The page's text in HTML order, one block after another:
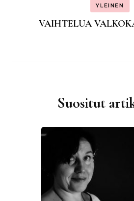
YLEINEN
VAIHTELUA
Suositut